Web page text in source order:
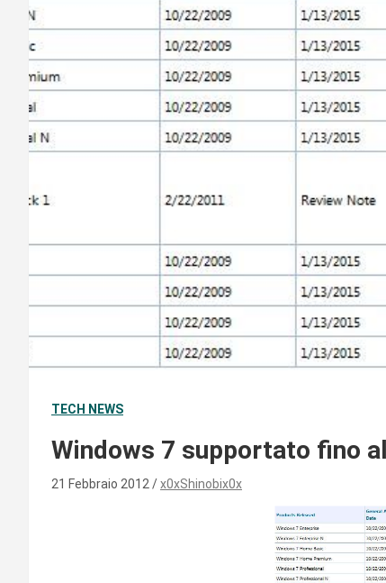
TECH NEWS
Windows 7 supportato fino
21 Febbraio 2012 x0xShinobix0x